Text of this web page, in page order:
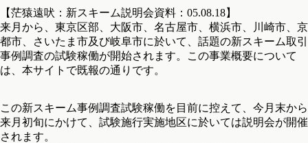
【茫猿遠吠：新スキーム説明会資料：05.08.18】
来月から、東京区部、大阪市、名古屋市、横浜市、川崎市、京
都市、さいたま市及び岐阜市に於いて、話題の新スキーム取引
事例調査の試験稼働が開始されます。この事業概要について
は、本サイトで既報の通りです。
この新スキーム事例調査試験稼働を目前に控えて、今月末から
来月初旬にかけて、試験施行実施地区に於いては説明会が開催
されます。